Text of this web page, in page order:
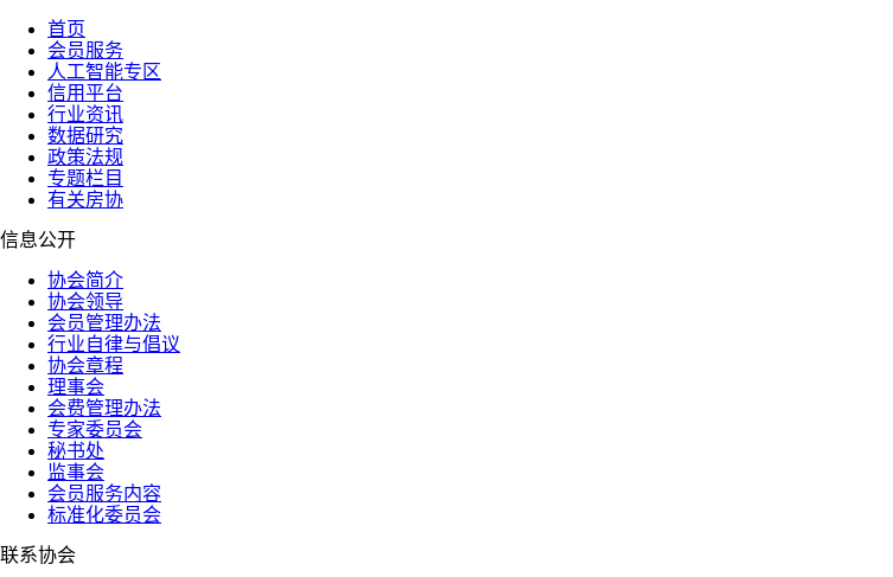
首页
会员服务
人工智能专区
信用平台
行业资讯
数据研究
政策法规
专题栏目
有关房协
信息公开
协会简介
协会领导
会员管理办法
行业自律与倡议
协会章程
理事会
会费管理办法
专家委员会
秘书处
监事会
会员服务内容
标准化委员会
联系协会